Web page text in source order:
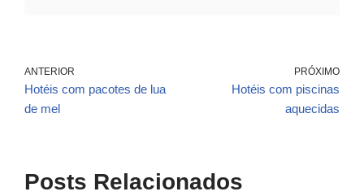
ANTERIOR
Hotéis com pacotes de lua
de mel
PRÓXIMO
Hotéis com piscinas
aquecidas
Posts Relacionados